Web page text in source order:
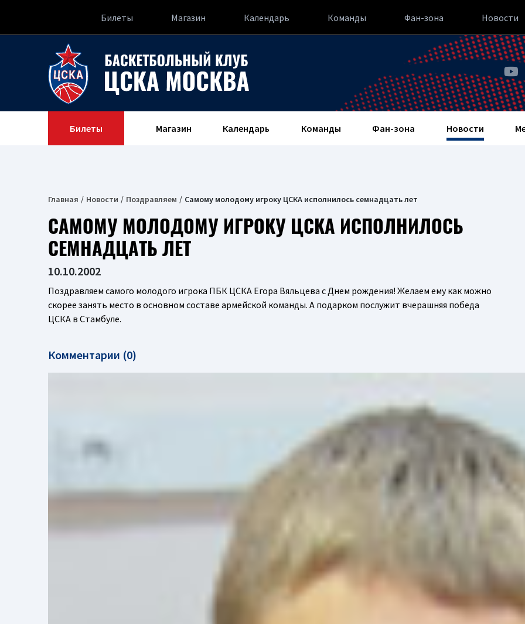
Билеты Магазин Календарь Команды Фан-зона Новости
Билеты Магазин Календарь Команды Фан-зона Новости
Главная Новости Поздравляем Самому молодому игроку ЦСКА исполнилось семнадцать лет
САМОМУ МОЛОДОМУ ИГРОКУ ЦСКА ИСПОЛНИЛОСЬ
СЕМНАДЦАТЬ ЛЕТ
10.10.2002
Поздравляем самого молодого игрока ПБК ЦСКА Егора Вяльцева с Днем рождения! Желаем ему как можно
скорее занять место в основном составе армейской команды. А подарком послужит вчерашняя победа
ЦСКА в Стамбуле.
Комментарии (0)